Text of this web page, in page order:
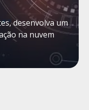
desenvolva um
na nuvem